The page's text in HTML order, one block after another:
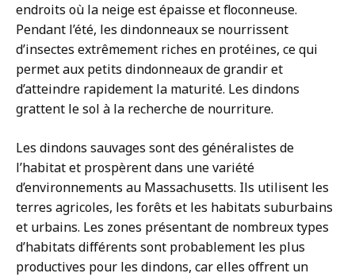
endroits où la neige est épaisse et floconneuse.
Pendant l’été, les dindonneaux se nourrissent
d’insectes extrêmement riches en protéines, ce qui
permet aux petits dindonneaux de grandir et
d’atteindre rapidement la maturité. Les dindons
grattent le sol à la recherche de nourriture.
Les dindons sauvages sont des généralistes de
l’habitat et prospèrent dans une variété
d’environnements au Massachusetts. Ils utilisent les
terres agricoles, les forêts et les habitats suburbains
et urbains. Les zones présentant de nombreux types
d’habitats différents sont probablement les plus
productives pour les dindons, car elles offrent un